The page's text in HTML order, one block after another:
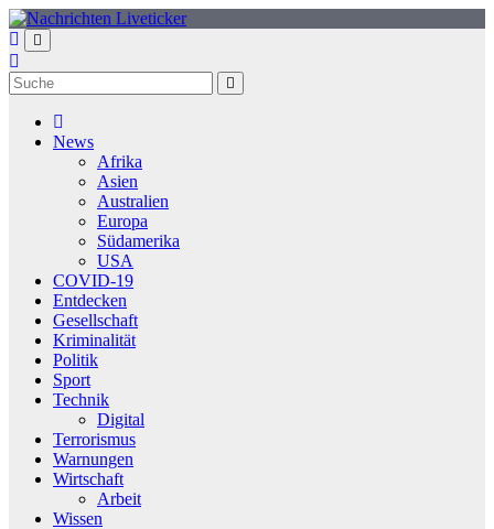
Zum
Inhalt
springen
News
Afrika
Asien
Australien
Europa
Südamerika
USA
COVID-19
Entdecken
Gesellschaft
Kriminalität
Politik
Sport
Technik
Digital
Terrorismus
Warnungen
Wirtschaft
Arbeit
Wissen